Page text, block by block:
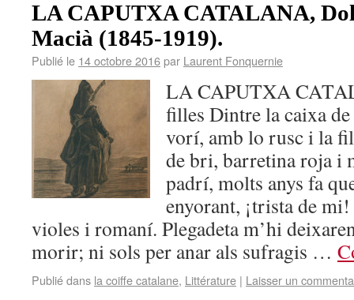
LA CAPUTXA CATALANA,
Macià (1845-1919).
Publié le 14 octobre 2016par Laurent Fonquernie
LA CAPUTXA
filles Dintre la caixa
vorí, amb lo rusc i la
de bri, barretina roja i
padrí, molts anys fa
enyorant, ¡trista de
violes i romaní. Plegadeta m’hi
morir; ni sols per anar als sufragis …
Publié dans la coiffe catalane, Littérature | Laisser un